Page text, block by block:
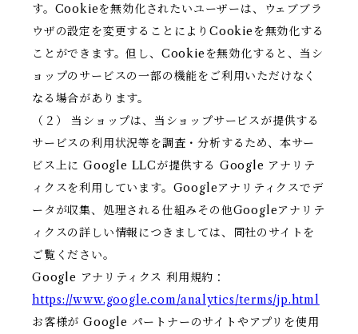
す。Cookieを無効化されたいユーザーは、ウェブブラ
ウザの設定を変更することによりCookieを無効化する
ことができます。但し、Cookieを無効化すると、当シ
ョップのサービスの一部の機能をご利用いただけなく
なる場合があります。
（２） 当ショップは、当ショップサービスが提供する
サービスの利用状況等を調査・分析するため、本サー
ビス上に Google LLCが提供する Google アナリテ
ィクスを利用しています。Googleアナリティクスでデ
ータが収集、処理される仕組みその他Googleアナリテ
ィクスの詳しい情報につきましては、同社のサイトを
ご覧ください。
Google アナリティクス 利用規約：
https://www.google.com/analytics/terms/jp.html
お客様が Google パートナーのサイトやアプリを使用